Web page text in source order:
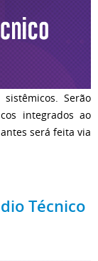
Serão
integrados ao
será feita via
Técnico